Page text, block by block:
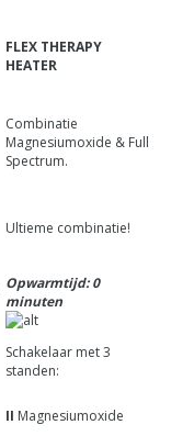
FLEX THERAPY
HEATER
Combinatie
Magnesiumoxide & Full
Spectrum.
Ultieme combinatie!
Opwarmtijd: 0
minuten
Schakelaar met 3
standen:
II Magnesiumoxide